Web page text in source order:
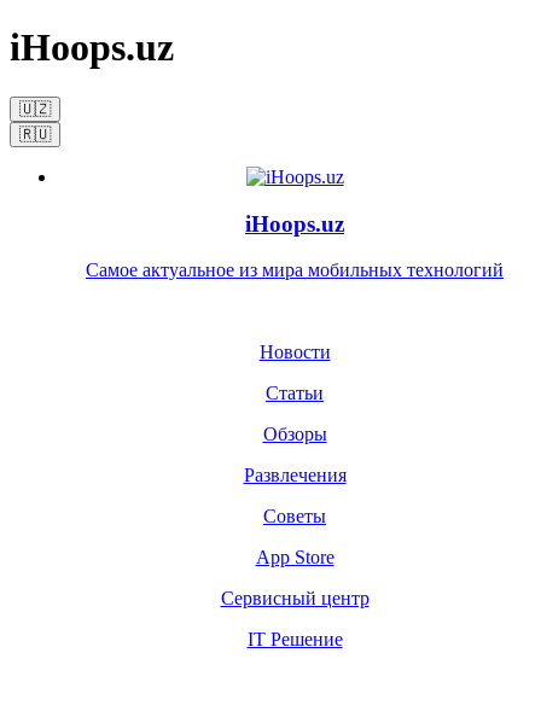
iHoops.uz
🇺🇿
🇷🇺
iHoops.uz
Самое актуальное из мира мобильных технологий
Новости
Статьи
Обзоры
Развлечения
Советы
App Store
Сервисный центр
IT Решение